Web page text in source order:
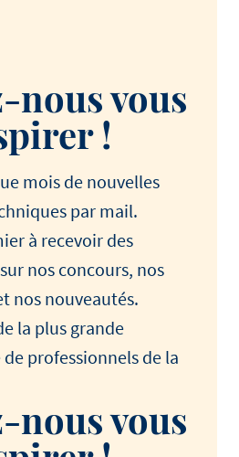
nous vous
!
mois de nouvelles
par mail.
à recevoir des
nos concours, nos
nos nouveautés.
la plus grande
professionnels de la
nous vous